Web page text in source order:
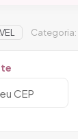
Categoria: